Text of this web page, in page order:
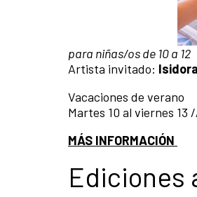
para niñas/os de 10 a 12
Artista invitado:
Vacaciones de verano
Martes 10 al viernes 13
MÁS INFORMACIÓN
Ediciones